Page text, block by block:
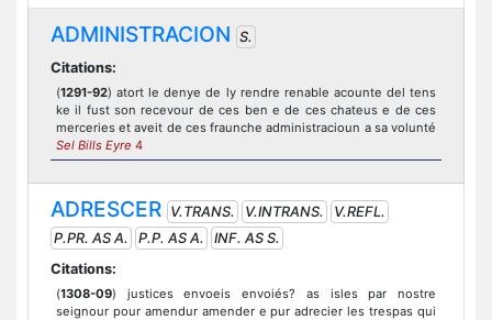
ADMINISTRACION S.
Citations:
(1291-92) atort le denye de ly rendre renable acounte del tens
ke il fust son recevour de ces ben e de ces chateus e de ces
merceries et aveit de ces fraunche administracioun a sa volunté
Sel Bills Eyre 4
ADRESCER V.TRANS. V.INTRANS.
V.REFL.
P.PR. AS A.
P.P. AS A.
INF. AS S.
Citations:
(1308-09) justices envoeis envoiés? as isles par nostre
seignour pour amendur amender e pur adrecier les trespas qui